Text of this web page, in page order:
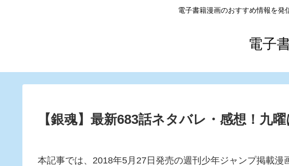
電子書籍漫画のおすすめ情報を発
電子
【銀魂】最新683話ネタバレ・感想！九
本記事では、2018年5月27日発売の週刊少年ジャンプ掲載